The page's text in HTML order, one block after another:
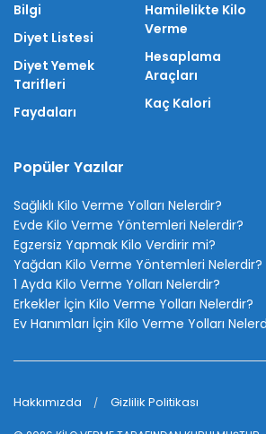
Bilgi
Diyet Listesi
Diyet Yemek
Tarifleri
Faydaları
Hamilelikte Kilo
Verme
Hesaplama
Araçları
Kaç Kalori
Popüler Yazılar
Sağlıklı Kilo Verme Yolları Nelerdir?
Evde Kilo Verme Yöntemleri Nelerdir?
Egzersiz Yapmak Kilo Verdirir mi?
Yağdan Kilo Verme Yöntemleri Nelerdir?
1 Ayda Kilo Verme Yolları Nelerdir?
Erkekler İçin Kilo Verme Yolları Nelerdir?
Ev Hanımları İçin Kilo Verme Yolları
Hakkımızda Gizlilik Politikası